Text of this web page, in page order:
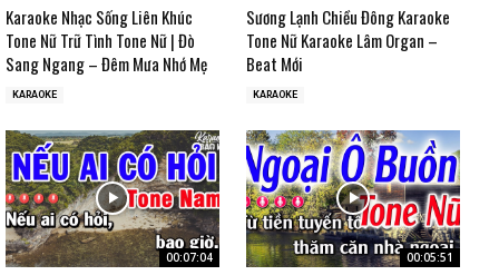
Karaoke Nhạc Sống Liên Khúc
Tone Nữ Trữ Tình Tone Nữ | Đò
Sang Ngang – Đêm Mưa Nhớ Mẹ
KARAOKE
Sương Lạnh Chiều Đông Karaoke
Tone Nữ Karaoke Lâm Organ –
Beat Mới
KARAOKE
00:07:04 00:05:51